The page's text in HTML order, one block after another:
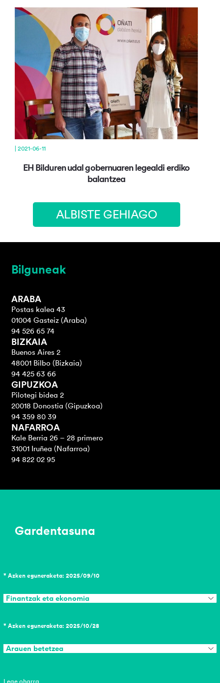
| 2021-06-11
EH Bilduren udal gobernuaren legealdi erdiko
balantzea
ALBISTE GEHIAGO
Bilguneak
ARABA
Postas kalea 43
01004 Gasteiz (Araba)
94 526 65 74
BIZKAIA
Buenos Aires 2
48001 Bilbo (Bizkaia)
94 425 63 66
GIPUZKOA
Pilotegi bidea 2
20018 Donostia (Gipuzkoa)
94 359 80 39
NAFARROA
Kale Berria 26 – 28 primero
31001 Iruñea (Nafarroa)
94 822 02 95
Gardentasuna
* Azken eguneraketa: 2025/09/10
Finantzak eta ekonomia
* Azken eguneraketa: 2025/10/28
Arauen betetzea
Lege oharra